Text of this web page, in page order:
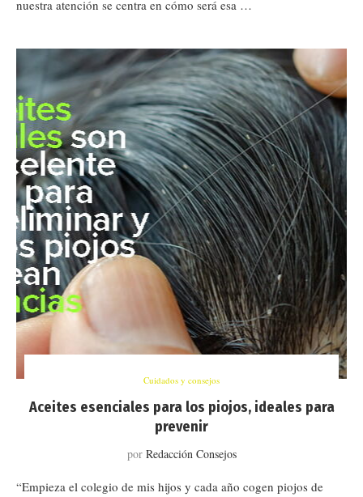
nuestra atención se centra en cómo será esa …
Cuidados y consejos
Aceites esenciales para los piojos, ideales para
prevenir
por Redacción Consejos
“Empieza el colegio de mis hijos y cada año cogen piojos de